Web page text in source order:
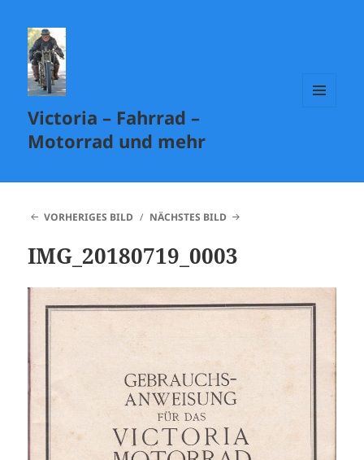
Victoria – Fahrrad –
Motorrad und mehr
VORHERIGES BILD NÄCHSTES BILD
IMG_20180719_0003